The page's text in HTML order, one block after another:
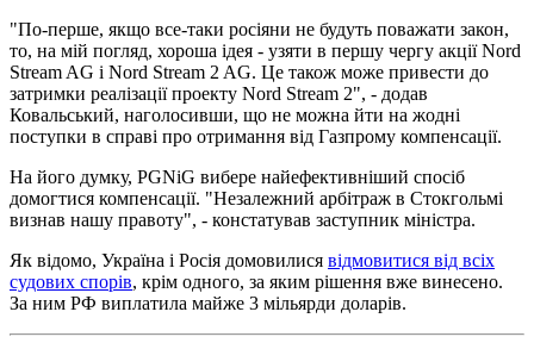
"По-перше, якщо все-таки росіяни не будуть поважати закон,
то, на мій погляд, хороша ідея - узяти в першу чергу акції Nord
Stream AG і Nord Stream 2 AG. Це також може привести до
затримки реалізації проекту Nord Stream 2", - додав
Ковальський, наголосивши, що не можна йти на жодні
поступки в справі про отримання від Газпрому компенсації.
На його думку, PGNiG вибере найефективніший спосіб
домогтися компенсації. "Незалежний арбітраж в Стокгольмі
визнав нашу правоту", - констатував заступник міністра.
Як відомо, Україна і Росія домовилися відмовитися від всіх
судових спорів, крім одного, за яким рішення вже винесено.
За ним РФ виплатила майже 3 мільярди доларів.